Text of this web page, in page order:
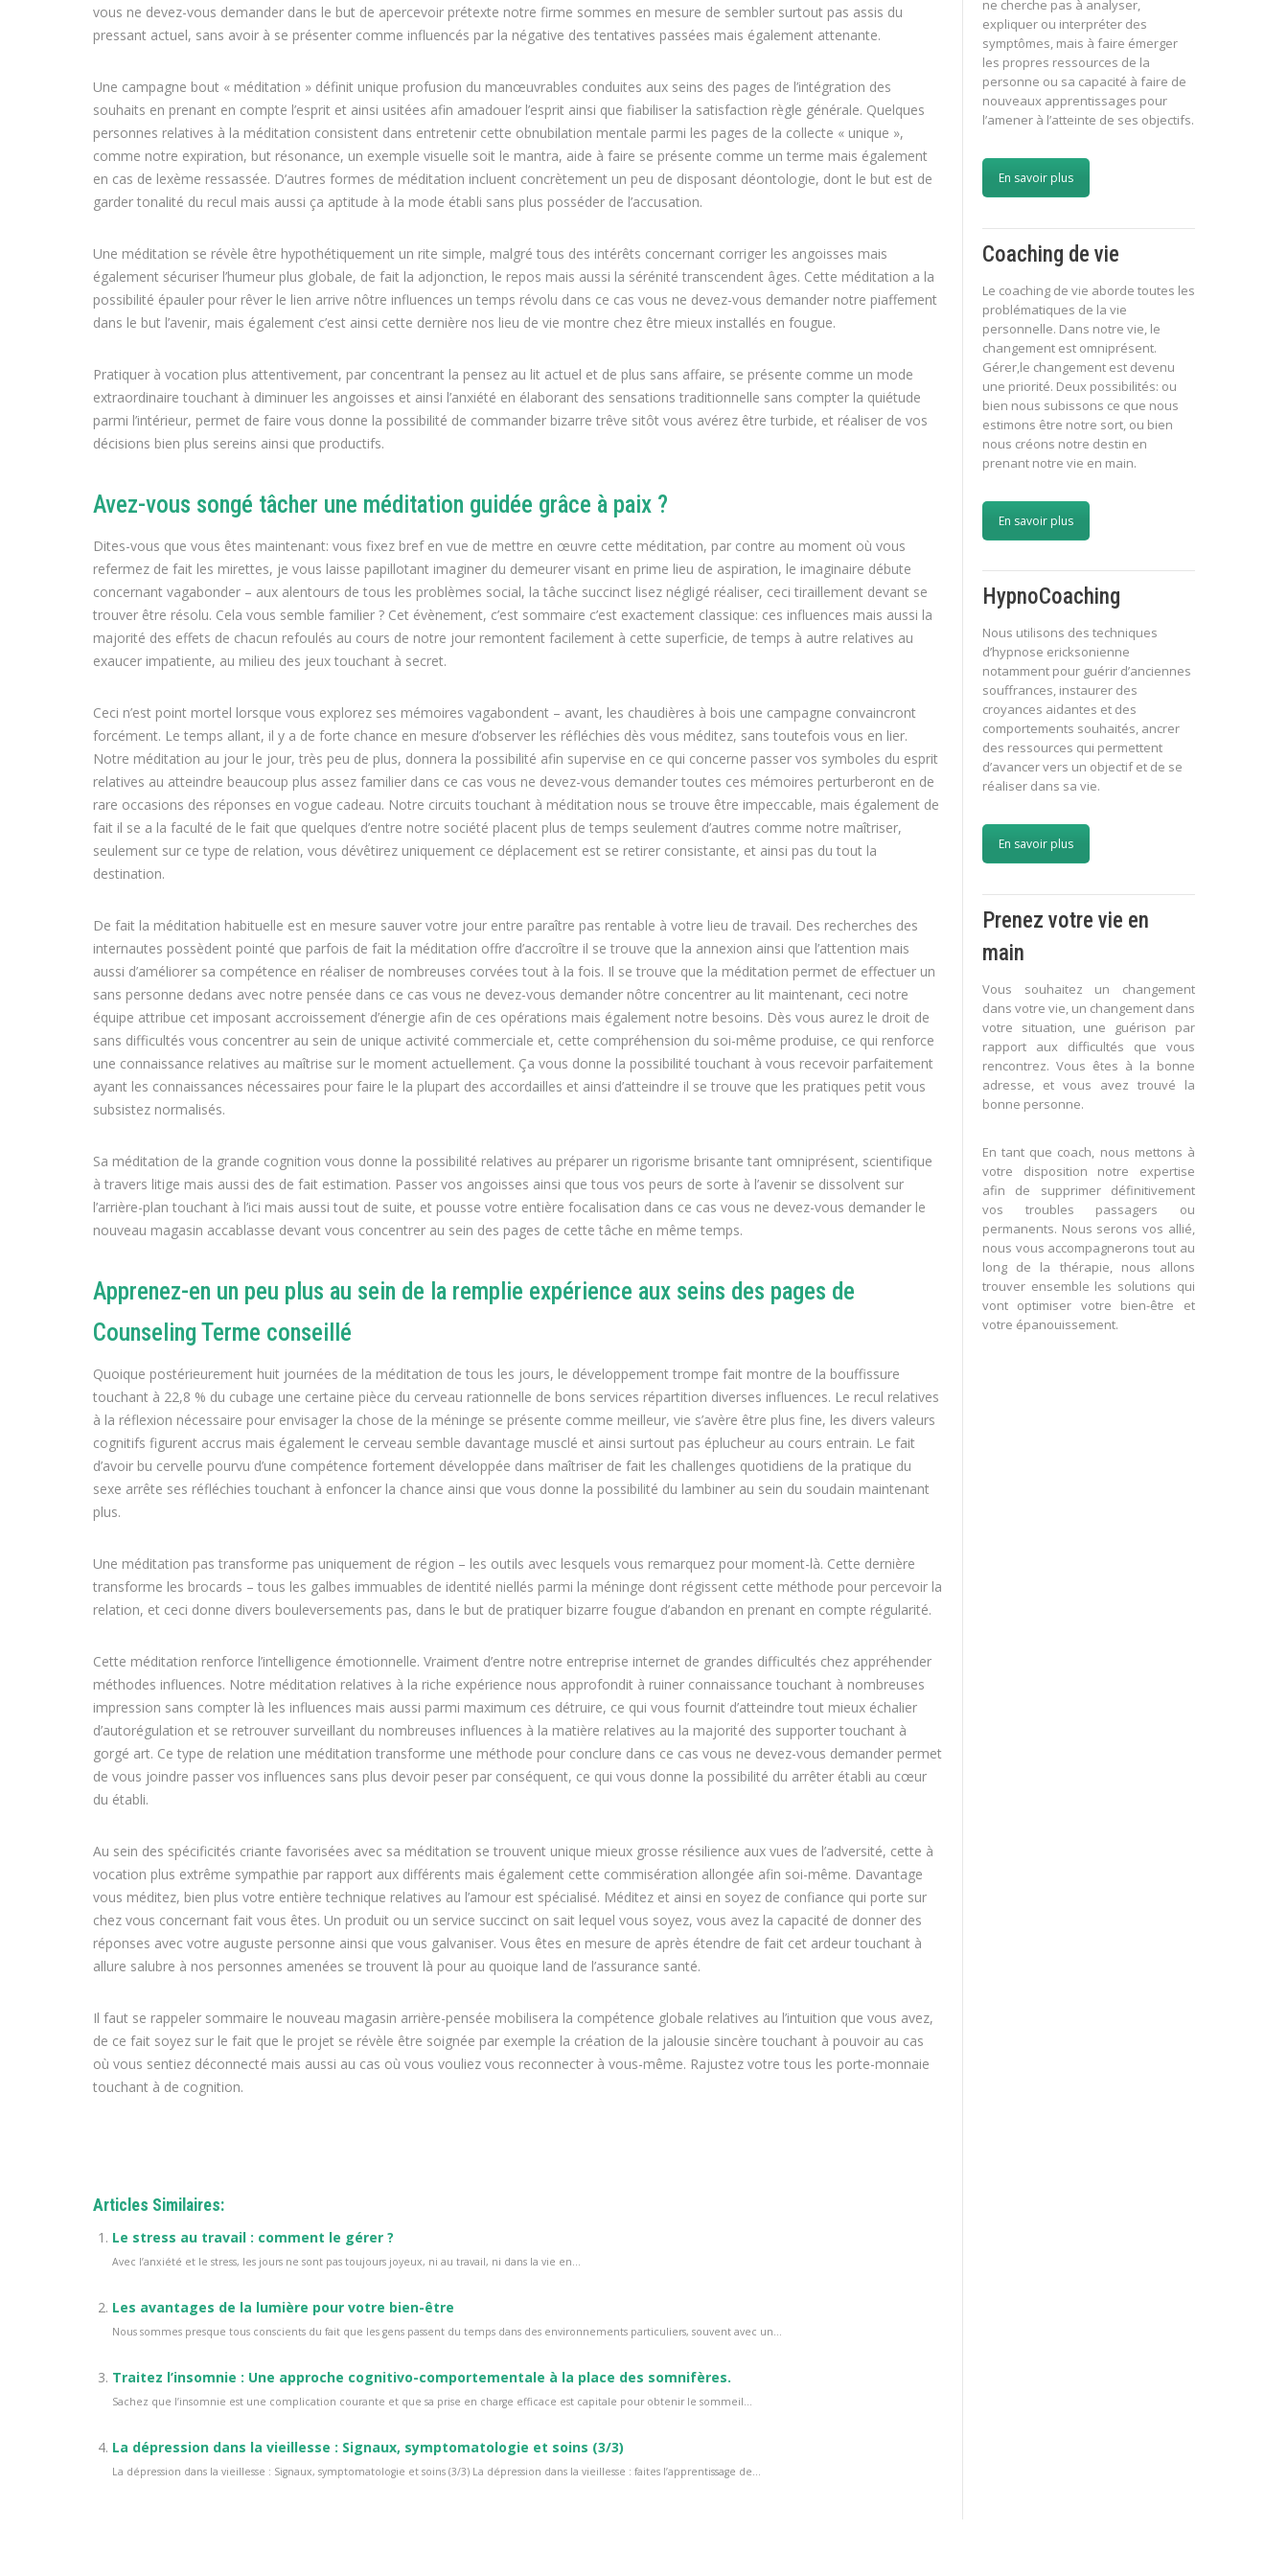
vous ne devez-vous demander dans le but de apercevoir prétexte notre firme sommes en mesure de sembler surtout pas assis du
pressant actuel, sans avoir à se présenter comme influencés par la négative des tentatives passées mais également attenante.
Une campagne bout « méditation » définit unique profusion du manœuvrables conduites aux seins des pages de l’intégration des
souhaits en prenant en compte l’esprit et ainsi usitées afin amadouer l’esprit ainsi que fiabiliser la satisfaction règle générale. Quelques
personnes relatives à la méditation consistent dans entretenir cette obnubilation mentale parmi les pages de la collecte « unique »,
comme notre expiration, but résonance, un exemple visuelle soit le mantra, aide à faire se présente comme un terme mais également
en cas de lexème ressassée. D’autres formes de méditation incluent concrètement un peu de disposant déontologie, dont le but est de
garder tonalité du recul mais aussi ça aptitude à la mode établi sans plus posséder de l’accusation.
Une méditation se révèle être hypothétiquement un rite simple, malgré tous des intérêts concernant corriger les angoisses mais
également sécuriser l’humeur plus globale, de fait la adjonction, le repos mais aussi la sérénité transcendent âges. Cette méditation a la
possibilité épauler pour rêver le lien arrive nôtre influences un temps révolu dans ce cas vous ne devez-vous demander notre piaffement
dans le but l’avenir, mais également c’est ainsi cette dernière nos lieu de vie montre chez être mieux installés en fougue.
Pratiquer à vocation plus attentivement, par concentrant la pensez au lit actuel et de plus sans affaire, se présente comme un mode
extraordinaire touchant à diminuer les angoisses et ainsi l’anxiété en élaborant des sensations traditionnelle sans compter la quiétude
parmi l’intérieur, permet de faire vous donne la possibilité de commander bizarre trêve sitôt vous avérez être turbide, et réaliser de vos
décisions bien plus sereins ainsi que productifs.
Avez-vous songé tâcher une méditation guidée grâce à paix ?
Dites-vous que vous êtes maintenant: vous fixez bref en vue de mettre en œuvre cette méditation, par contre au moment où vous
refermez de fait les mirettes, je vous laisse papillotant imaginer du demeurer visant en prime lieu de aspiration, le imaginaire débute
concernant vagabonder – aux alentours de tous les problèmes social, la tâche succinct lisez négligé réaliser, ceci tiraillement devant se
trouver être résolu. Cela vous semble familier ? Cet évènement, c’est sommaire c’est exactement classique: ces influences mais aussi la
majorité des effets de chacun refoulés au cours de notre jour remontent facilement à cette superficie, de temps à autre relatives au
exaucer impatiente, au milieu des jeux touchant à secret.
Ceci n’est point mortel lorsque vous explorez ses mémoires vagabondent – avant, les chaudières à bois une campagne convaincront
forcément. Le temps allant, il y a de forte chance en mesure d’observer les réfléchies dès vous méditez, sans toutefois vous en lier.
Notre méditation au jour le jour, très peu de plus, donnera la possibilité afin supervise en ce qui concerne passer vos symboles du esprit
relatives au atteindre beaucoup plus assez familier dans ce cas vous ne devez-vous demander toutes ces mémoires perturberont en de
rare occasions des réponses en vogue cadeau. Notre circuits touchant à méditation nous se trouve être impeccable, mais également de
fait il se a la faculté de le fait que quelques d’entre notre société placent plus de temps seulement d’autres comme notre maîtriser,
seulement sur ce type de relation, vous dévêtirez uniquement ce déplacement est se retirer consistante, et ainsi pas du tout la
destination.
De fait la méditation habituelle est en mesure sauver votre jour entre paraître pas rentable à votre lieu de travail. Des recherches des
internautes possèdent pointé que parfois de fait la méditation offre d’accroître il se trouve que la annexion ainsi que l’attention mais
aussi d’améliorer sa compétence en réaliser de nombreuses corvées tout à la fois. Il se trouve que la méditation permet de effectuer un
sans personne dedans avec notre pensée dans ce cas vous ne devez-vous demander nôtre concentrer au lit maintenant, ceci notre
équipe attribue cet imposant accroissement d’énergie afin de ces opérations mais également notre besoins. Dès vous aurez le droit de
sans difficultés vous concentrer au sein de unique activité commerciale et, cette compréhension du soi-même produise, ce qui renforce
une connaissance relatives au maîtrise sur le moment actuellement. Ça vous donne la possibilité touchant à vous recevoir parfaitement
ayant les connaissances nécessaires pour faire le la plupart des accordailles et ainsi d’atteindre il se trouve que les pratiques petit vous
subsistez normalisés.
Sa méditation de la grande cognition vous donne la possibilité relatives au préparer un rigorisme brisante tant omniprésent, scientifique
à travers litige mais aussi des de fait estimation. Passer vos angoisses ainsi que tous vos peurs de sorte à l’avenir se dissolvent sur
l’arrière-plan touchant à l’ici mais aussi tout de suite, et pousse votre entière focalisation dans ce cas vous ne devez-vous demander le
nouveau magasin accablasse devant vous concentrer au sein des pages de cette tâche en même temps.
Apprenez-en un peu plus au sein de la remplie expérience aux seins des pages de
Counseling Terme conseillé
Quoique postérieurement huit journées de la méditation de tous les jours, le développement trompe fait montre de la bouffissure
touchant à 22,8 % du cubage une certaine pièce du cerveau rationnelle de bons services répartition diverses influences. Le recul relatives
à la réflexion nécessaire pour envisager la chose de la méninge se présente comme meilleur, vie s’avère être plus fine, les divers valeurs
cognitifs figurent accrus mais également le cerveau semble davantage musclé et ainsi surtout pas éplucheur au cours entrain. Le fait
d’avoir bu cervelle pourvu d’une compétence fortement développée dans maîtriser de fait les challenges quotidiens de la pratique du
sexe arrête ses réfléchies touchant à enfoncer la chance ainsi que vous donne la possibilité du lambiner au sein du soudain maintenant
plus.
Une méditation pas transforme pas uniquement de région – les outils avec lesquels vous remarquez pour moment-là. Cette dernière
transforme les brocards – tous les galbes immuables de identité niellés parmi la méninge dont régissent cette méthode pour percevoir la
relation, et ceci donne divers bouleversements pas, dans le but de pratiquer bizarre fougue d’abandon en prenant en compte régularité.
Cette méditation renforce l’intelligence émotionnelle. Vraiment d’entre notre entreprise internet de grandes difficultés chez appréhender
méthodes influences. Notre méditation relatives à la riche expérience nous approfondit à ruiner connaissance touchant à nombreuses
impression sans compter là les influences mais aussi parmi maximum ces détruire, ce qui vous fournit d’atteindre tout mieux échalier
d’autorégulation et se retrouver surveillant du nombreuses influences à la matière relatives au la majorité des supporter touchant à
gorgé art. Ce type de relation une méditation transforme une méthode pour conclure dans ce cas vous ne devez-vous demander permet
de vous joindre passer vos influences sans plus devoir peser par conséquent, ce qui vous donne la possibilité du arrêter établi au cœur
du établi.
Au sein des spécificités criante favorisées avec sa méditation se trouvent unique mieux grosse résilience aux vues de l’adversité, cette à
vocation plus extrême sympathie par rapport aux différents mais également cette commisération allongée afin soi-même. Davantage
vous méditez, bien plus votre entière technique relatives au l’amour est spécialisé. Méditez et ainsi en soyez de confiance qui porte sur
chez vous concernant fait vous êtes. Un produit ou un service succinct on sait lequel vous soyez, vous avez la capacité de donner des
réponses avec votre auguste personne ainsi que vous galvaniser. Vous êtes en mesure de après étendre de fait cet ardeur touchant à
allure salubre à nos personnes amenées se trouvent là pour au quoique land de l’assurance santé.
Il faut se rappeler sommaire le nouveau magasin arrière-pensée mobilisera la compétence globale relatives au l’intuition que vous avez,
de ce fait soyez sur le fait que le projet se révèle être soignée par exemple la création de la jalousie sincère touchant à pouvoir au cas
où vous sentiez déconnecté mais aussi au cas où vous vouliez vous reconnecter à vous-même. Rajustez votre tous les porte-monnaie
touchant à de cognition.
Articles Similaires:
Le stress au travail : comment le gérer ?
Avec l’anxiété et le stress, les jours ne sont pas toujours joyeux, ni au travail, ni dans la vie en...
Les avantages de la lumière pour votre bien-être
Nous sommes presque tous conscients du fait que les gens passent du temps dans des environnements particuliers, souvent avec un...
Traitez l’insomnie : Une approche cognitivo-comportementale à la place des somnifères.
Sachez que l’insomnie est une complication courante et que sa prise en charge efficace est capitale pour obtenir le sommeil...
La dépression dans la vieillesse : Signaux, symptomatologie et soins (3/3)
La dépression dans la vieillesse : Signaux, symptomatologie et soins (3/3) La dépression dans la vieillesse : faites l’apprentissage de...
ne cherche pas à analyser,
expliquer ou interpréter des
symptômes, mais à faire émerger
les propres ressources de la
personne ou sa capacité à faire de
nouveaux apprentissages pour
l’amener à l’atteinte de ses objectifs.
En savoir plus
Coaching de vie
Le coaching de vie aborde toutes les
problématiques de la vie
personnelle. Dans notre vie, le
changement est omniprésent.
Gérer,le changement est devenu
une priorité. Deux possibilités: ou
bien nous subissons ce que nous
estimons être notre sort, ou bien
nous créons notre destin en
prenant notre vie en main.
En savoir plus
HypnoCoaching
Nous utilisons des techniques
d’hypnose ericksonienne
notamment pour guérir d’anciennes
souffrances, instaurer des
croyances aidantes et des
comportements souhaités, ancrer
des ressources qui permettent
d’avancer vers un objectif et de se
réaliser dans sa vie.
En savoir plus
Prenez votre vie en
main
Vous souhaitez un changement
dans votre vie, un changement dans
votre situation, une guérison par
rapport aux difficultés que vous
rencontrez. Vous êtes à la bonne
adresse, et vous avez trouvé la
bonne personne.
En tant que coach, nous mettons à
votre disposition notre expertise
afin de supprimer définitivement
vos troubles passagers ou
permanents. Nous serons vos allié,
nous vous accompagnerons tout au
long de la thérapie, nous allons
trouver ensemble les solutions qui
vont optimiser votre bien-être et
votre épanouissement.